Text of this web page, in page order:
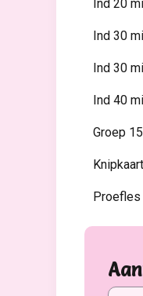
Ind 20
Ind 30
Ind 30
Ind 40
Groep
Proefles